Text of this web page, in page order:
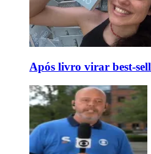
Após livro virar best-